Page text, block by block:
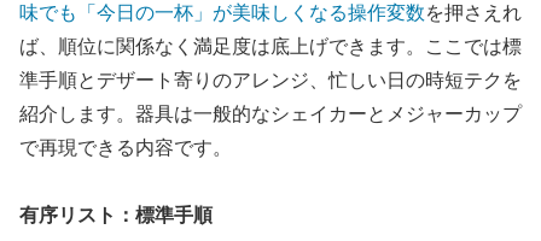
味でも「今日の一杯」が美味しくなる操作変数を押さえれ
ば、順位に関係なく満足度は底上げできます。ここでは標
準手順とデザート寄りのアレンジ、忙しい日の時短テクを
紹介します。器具は一般的なシェイカーとメジャーカップ
で再現できる内容です。
有序リスト：標準手順